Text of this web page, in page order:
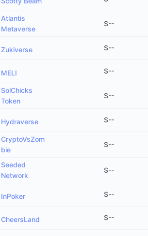
Atlantis
Metaverse
$--
Zukiverse $--
MELI $--
SolChicks
Token
$--
Hydraverse $--
CryptoVsZom
bie
$--
Seeded
Network
$--
InPoker $--
CheersLand $--